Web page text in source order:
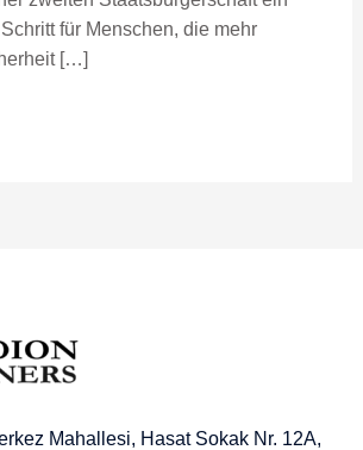
für Menschen, die mehr
[…]
Mahallesi, Hasat Sokak Nr. 12A,